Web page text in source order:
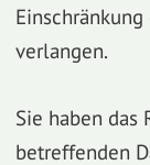
verlangen.
Sie haben das
betreffenden